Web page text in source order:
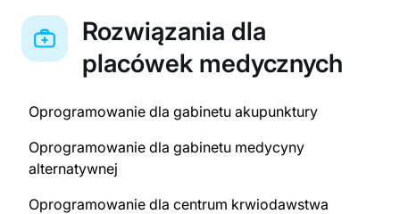
Rozwiązania dla
placówek medycznych
Oprogramowanie dla gabinetu akupunktury
Oprogramowanie dla gabinetu medycyny
alternatywnej
Oprogramowanie dla centrum krwiodawstwa